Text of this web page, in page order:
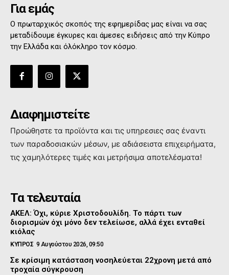
Για εμάς
Ο πρωταρχικός σκοπός της εφημερίδας μας είναι να σας
μεταδίδουμε έγκυρες και άμεσες ειδήσεις από την Κύπρο
την Ελλάδα και όλόκληρο τον κόσμο.
Διαφημιστείτε
Προώθηστε τα προϊόντα και τις υπηρεσιες σας έναντι
των παραδοσιακών μέσων, με αδιάσειστα επιχειρήματα,
τις χαμηλότερες τιμές και μετρήσιμα αποτελέσματα!
Τα τελευταία
ΑΚΕΛ: Όχι, κύριε Χριστοδουλίδη. Το πάρτι των
διορισμών όχι μόνο δεν τελείωσε, αλλά έχει ενταθεί
κιόλας
ΚΥΠΡΟΣ 9 Αυγούστου 2026, 09:50
Σε κρίσιμη κατάσταση νοσηλεύεται 22χρονη μετά από
τροχαία σύγκρουση